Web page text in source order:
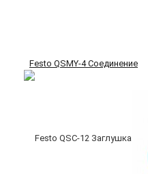
Festo QSMY-4 Соединение